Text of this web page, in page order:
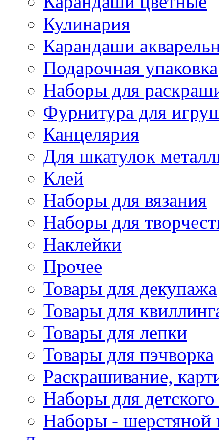
Кулинария
Карандаши
Подарочная упаковка
Наборы для
Фурнитура для
Канцелярия
Для шкатулок
Клей
Наборы для вязания
Наборы для
Наклейки
Прочее
Товары для декупажа
Товары для
Товары для лепки
Товары для пэчворка
Раскрашивание,
Наборы для
Наборы - шерстяной